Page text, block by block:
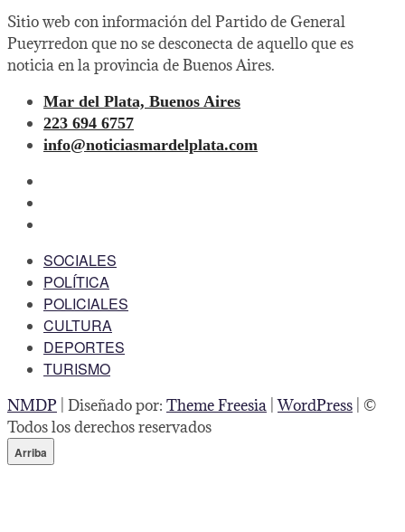
Sitio web con información del Partido de General
Pueyrredon que no se desconecta de aquello que es
noticia en la provincia de Buenos Aires.
Mar del Plata, Buenos Aires
223 694 6757
info@noticiasmardelplata.com
SOCIALES
POLÍTICA
POLICIALES
CULTURA
DEPORTES
TURISMO
NMDP | Diseñado por: Theme Freesia |WordPress | ©
Todos los derechos reservados
Arriba